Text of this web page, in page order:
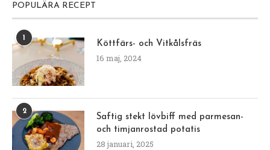
POPULÄRA RECEPT
1
Köttfärs- och Vitkålsfräs
16 maj, 2024
2
Saftig stekt lövbiff med parmesan-
och timjanrostad potatis
28 januari, 2025